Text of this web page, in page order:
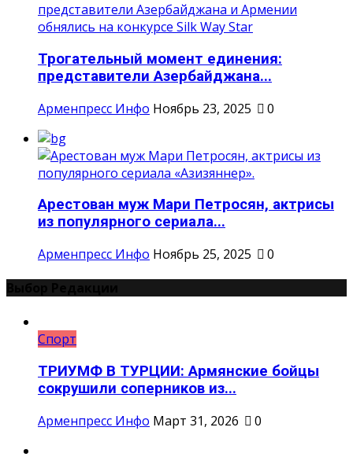
Трогательный момент единения:
представители Азербайджана...
Арменпресс Инфо Ноябрь 23, 2025 0
Арестован муж Мари Петросян, актрисы
из популярного сериала...
Арменпресс Инфо Ноябрь 25, 2025
0
Спорт
ТРИУМФ В ТУРЦИИ: Армянские бойцы
сокрушили соперников из...
Арменпресс Инфо Март 31, 2026 0